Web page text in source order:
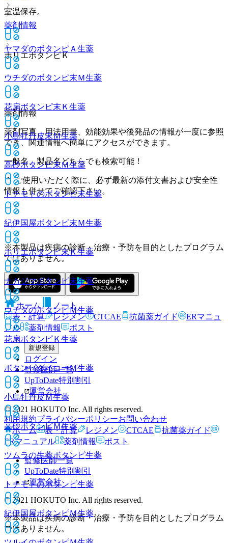
薬剤情報
ホリエボタンピＫ
室温保存。
ヤマダのボタンピＡ 生薬
ウチダのボタンピ末Ｍ生薬
花扇ボタンピ末Ｋ 生薬
小島牡丹皮末Ｍ生薬
高砂ボタンピ末Ｍ生薬
トチモトのボタンピ末生薬
紀伊国屋ボタンピ末Ｍ生薬
ホリエボタンピ末Ｋ生薬
ナカジマボタンピ末生薬
ウチダのボタンピＭ生薬
花扇ボタンピＫ 生薬
ボタンピダイコーＭ生薬
小島牡丹皮Ｍ生薬
高砂ボタンピＭ生薬
ツムラの生薬ボタンピ生薬
トチモトのボタンピ生薬
紀伊国屋ボタンピＭ生薬
薬剤情報
薬剤写真、用法用量、効能効果や後発品の情報が一度に参照
でき、関連情報へ簡単にアクセスができます。
一般名、製品名どちらでも検索可能！
※ ご使用いただく際に、必ず最新の添付文書および安全性
情報も併せてご確認下さい。
※本製品は疾病の診断・治療・予防を目的としたプログラム
ではありません。
ホーム
ノート
表・計算
レジメン CTCAE 抗菌薬ガイド
ERマニュ
アル
薬剤情報 ポスト
新規登録
ログイン
監修医師一覧
UpToDate特別割引
運営会社
© 2021 HOKUTO Inc. All rights reserved.
利用規約プライバシーポリシーお問い合わせ
ホーム
表・計算 レジメン CTCAE
抗菌薬ガイド
ERマニュアル
薬剤情報 ポスト
監修医師一覧
UpToDate特別割引
運営会社
© 2021 HOKUTO Inc. All rights reserved.
※本製品は疾病の診断・治療・予防を目的としたプログラム
ではありません。